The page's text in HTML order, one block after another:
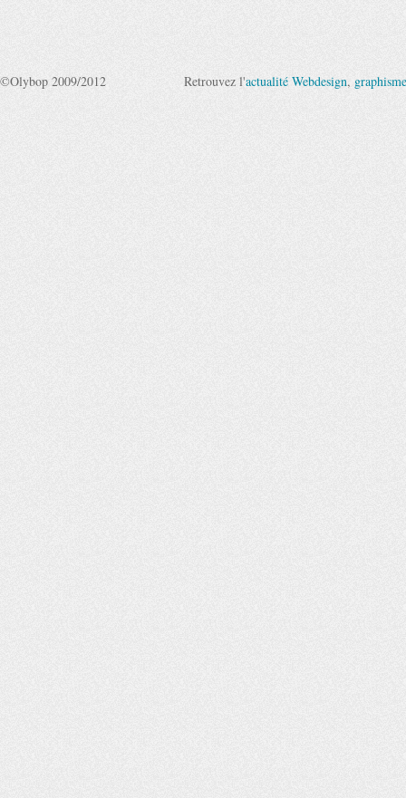
©Olybop 2009/2012 Retrouvez l'actualité Webdesign, graphisme